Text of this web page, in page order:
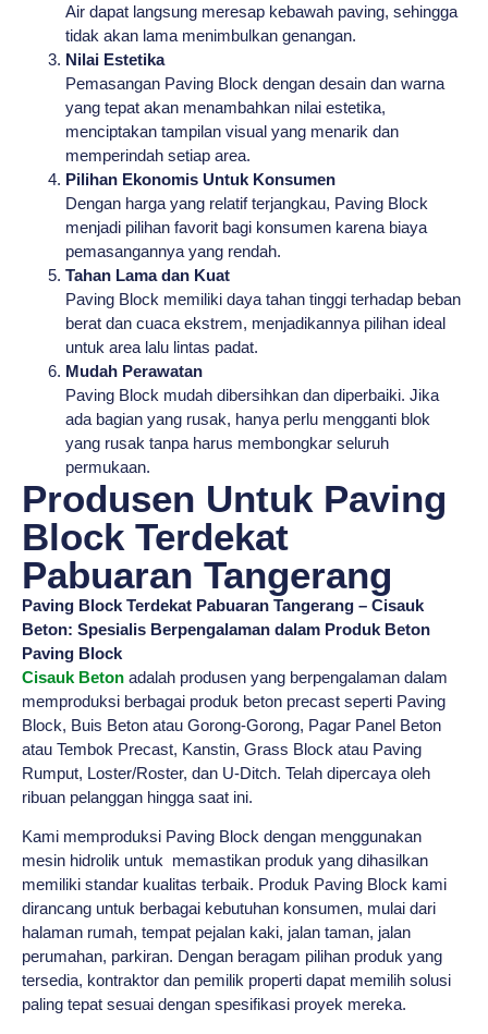
Air dapat langsung meresap kebawah paving, sehingga
tidak akan lama menimbulkan genangan.
Nilai Estetika
Pemasangan Paving Block dengan desain dan warna
yang tepat akan menambahkan nilai estetika,
menciptakan tampilan visual yang menarik dan
memperindah setiap area.
Pilihan Ekonomis Untuk Konsumen
Dengan harga yang relatif terjangkau, Paving Block
menjadi pilihan favorit bagi konsumen karena biaya
pemasangannya yang rendah.
Tahan Lama dan Kuat
Paving Block memiliki daya tahan tinggi terhadap beban
berat dan cuaca ekstrem, menjadikannya pilihan ideal
untuk area lalu lintas padat.
Mudah Perawatan
Paving Block mudah dibersihkan dan diperbaiki. Jika
ada bagian yang rusak, hanya perlu mengganti blok
yang rusak tanpa harus membongkar seluruh
permukaan.
Produsen Untuk Paving
Block Terdekat
Pabuaran Tangerang
Paving Block Terdekat Pabuaran Tangerang – Cisauk
Beton: Spesialis Berpengalaman dalam Produk Beton
Paving Block
Cisauk Beton adalah produsen yang berpengalaman dalam
memproduksi berbagai produk beton precast seperti Paving
Block, Buis Beton atau Gorong-Gorong, Pagar Panel Beton
atau Tembok Precast, Kanstin, Grass Block atau Paving
Rumput, Loster/Roster, dan U-Ditch. Telah dipercaya oleh
ribuan pelanggan hingga saat ini.
Kami memproduksi Paving Block dengan menggunakan
mesin hidrolik untuk memastikan produk yang dihasilkan
memiliki standar kualitas terbaik. Produk Paving Block kami
dirancang untuk berbagai kebutuhan konsumen, mulai dari
halaman rumah, tempat pejalan kaki, jalan taman, jalan
perumahan, parkiran. Dengan beragam pilihan produk yang
tersedia, kontraktor dan pemilik properti dapat memilih solusi
paling tepat sesuai dengan spesifikasi proyek mereka.